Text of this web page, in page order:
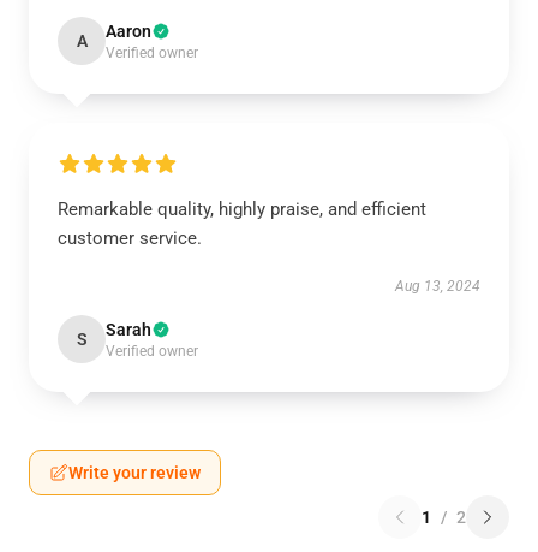
A Aaron
Verified owner
Remarkable quality, highly praise, and efficient
customer service.
Aug 13, 2024
S Sarah
Verified owner
Write your review
1 / 2